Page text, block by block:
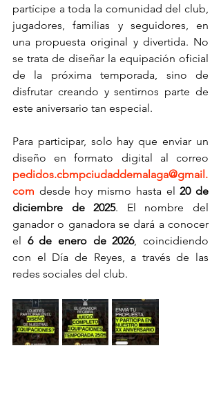
partícipe a toda la comunidad del club,
jugadores, familias y seguidores, en
una propuesta original y divertida. No
se trata de diseñar la equipación oficial
de la próxima temporada, sino de
disfrutar creando y sentirnos parte de
este aniversario tan especial.
Para participar, solo hay que enviar un
pedidos.cbmpciudaddemalaga@gmail.
com desde hoy mismo hasta el 20 de
diciembre de 2025. El nombre del
ganador o ganadora se dará a conocer
el 6 de enero de 2026, coincidiendo
con el Día de Reyes, a través de las
redes sociales del club.